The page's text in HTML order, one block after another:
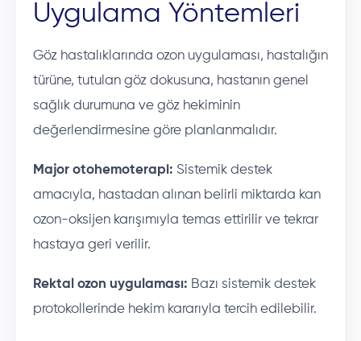
Uygulama Yöntemleri
Göz hastalıklarında ozon uygulaması, hastalığın
türüne, tutulan göz dokusuna, hastanın genel
sağlık durumuna ve göz hekiminin
değerlendirmesine göre planlanmalıdır.
Major otohemoterapi: Sistemik destek
amacıyla, hastadan alınan belirli miktarda kan
ozon-oksijen karışımıyla temas ettirilir ve tekrar
hastaya geri verilir.
Rektal ozon uygulaması: Bazı sistemik destek
protokollerinde hekim kararıyla tercih edilebilir.